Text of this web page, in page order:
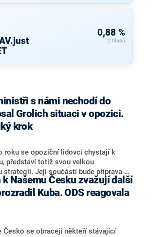
0,88 %
2 hlasů
s námi nechodí do
Grolich situaci v opozici.
krok
roku se opoziční lidovci chystají k
představí totiž svou velkou
strategii. Její součástí bude příprava na
řekl ve středu na setkání s novináři
lidovců Jan Grolich. Ten zároveň v
kandiduje ve Vyškově. Popsal i
o níž vládní strany nebo političtí
jako o slabé a v defenzivě. „Je to
na chyby vlády. Ministři s
Kuba. ODS reagovala
Česko se obracejí někteří stávající